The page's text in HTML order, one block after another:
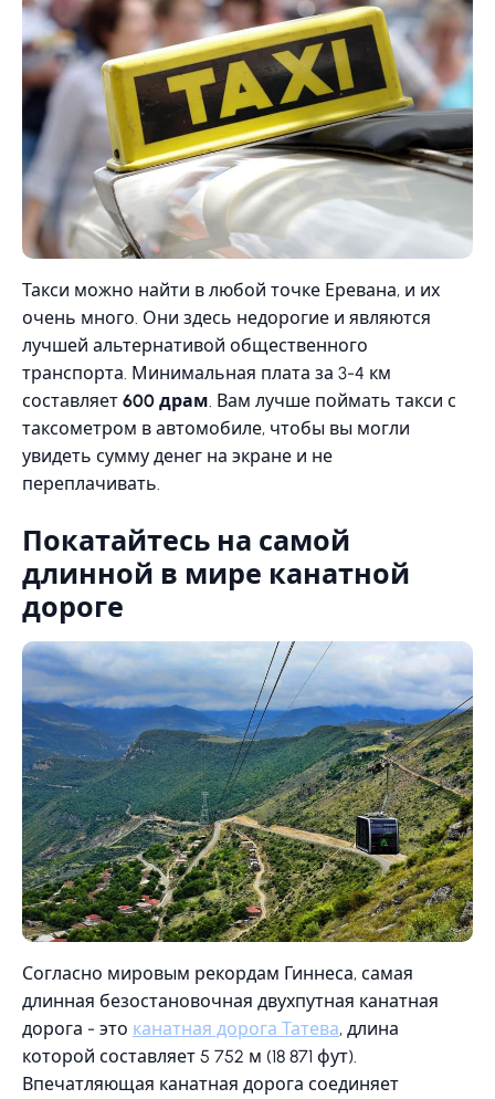
Такси можно найти в любой точке Еревана, и их
очень много. Они здесь недорогие и являются
лучшей альтернативой общественного
транспорта. Минимальная плата за 3-4 км
составляет 600 драм. Вам лучше поймать такси с
таксометром в автомобиле, чтобы вы могли
увидеть сумму денег на экране и не
переплачивать.
Покатайтесь на самой
длинной в мире канатной
дороге
Согласно мировым рекордам Гиннеса, самая
длинная безостановочная двухпутная канатная
дорога - это канатная дорога Татева, длина
которой составляет 5 752 м (18 871 фут).
Впечатляющая канатная дорога соединяет